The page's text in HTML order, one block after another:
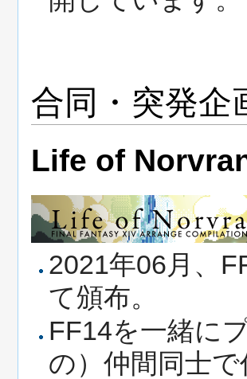
合同・突発企
Life of
2021年06月、
て頒布。
FF14を一緒に
の）仲間同士